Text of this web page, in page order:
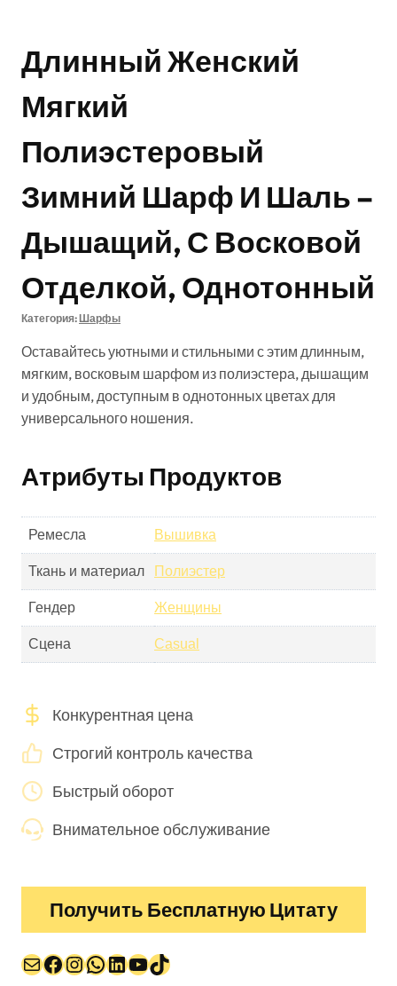
Длинный Женский
Мягкий
Полиэстеровый
Зимний Шарф И Шаль –
Дышащий, С Восковой
Отделкой, Однотонный
Категория:Шарфы
Оставайтесь уютными и стильными с этим длинным,
мягким, восковым шарфом из полиэстера, дышащим
и удобным, доступным в однотонных цветах для
универсального ношения.
Атрибуты Продуктов
Ремесла Вышивка
Ткань и материал Полиэстер
Гендер Женщины
Сцена Casual
Конкурентная цена
Строгий контроль качества
Быстрый оборот
Внимательное обслуживание
Получить Бесплатную Цитату
Почта
Facebook
Instagram
WhatsApp
LinkedIn
YouTube
TikTok